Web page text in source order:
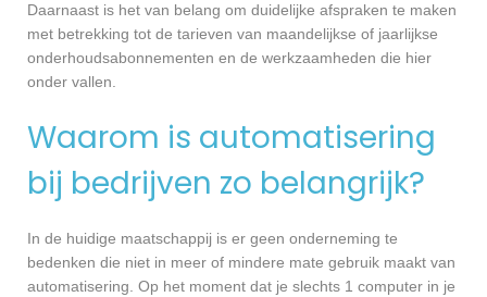
Daarnaast is het van belang om duidelijke afspraken te maken
met betrekking tot de tarieven van maandelijkse of jaarlijkse
onderhoudsabonnementen en de werkzaamheden die hier
onder vallen.
Waarom is automatisering
bij bedrijven zo belangrijk?
In de huidige maatschappij is er geen onderneming te
bedenken die niet in meer of mindere mate gebruik maakt van
automatisering. Op het moment dat je slechts 1 computer in je